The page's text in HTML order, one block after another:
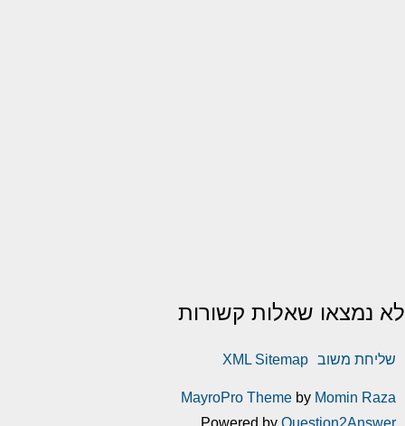
לא נמצאו שאלות קשורות
שליחת משוב XML Sitemap
MayroPro Theme by Momin Raza
Powered by Question2Answer